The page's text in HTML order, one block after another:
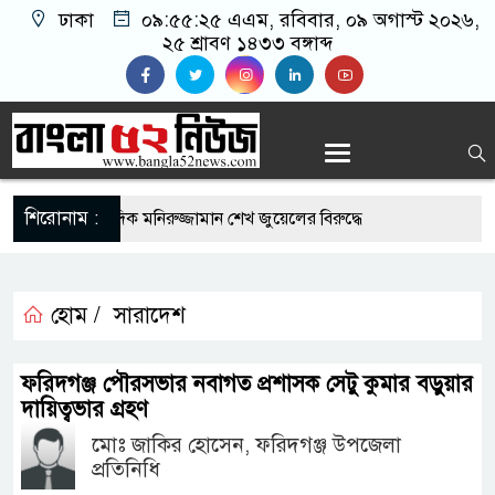
ঢাকা ০৯:৫৫:২৬ এএম, রবিবার, ০৯ অগাস্ট ২০২৬,
২৫ শ্রাবণ ১৪৩৩ বঙ্গাব্দ
শিরোনাম :
সাংবাদিক মনিরুজ্জামান শেখ জুয়েলের বিরুদ্ধে
নিয়মিত ইসিজি চেক কেন প্রয়োজন
এর সুযোগে সৌদিতে সফল বাংলাদেশি উদ্যোক্তা,
হোম / সারাদেশ
ফরিদগঞ্জ পৌরসভার নবাগত প্রশাসক সেটু কুমার বড়ুয়ার
দায়িত্বভার গ্রহণ
‎মোঃ জাকির হোসেন, ফরিদগঞ্জ উপজেলা
প্রতিনিধি